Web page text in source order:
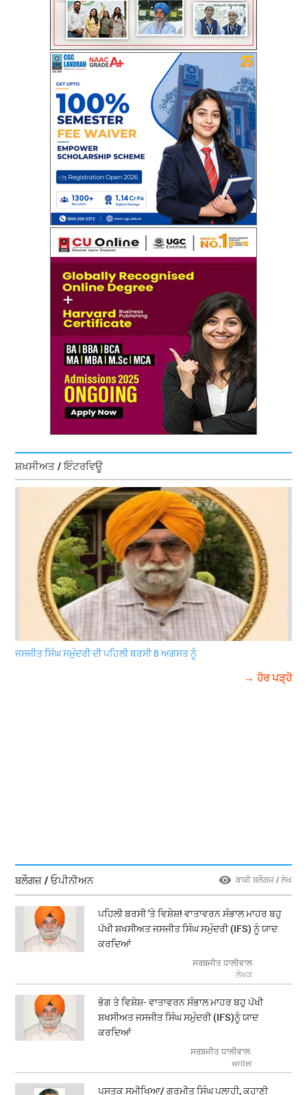
ਸ਼ਖ਼ਸੀਅਤ / ਇੰਟਰਵਿਊ
ਜਸਜੀਤ ਸਿੰਘ ਸਮੁੰਦਰੀ ਦੀ ਪਹਿਲੀ ਬਰਸੀ 8 ਅਗਸਤ ਨੂੰ
→ ਹੋਰ ਪੜ੍ਹੋ
ਬਲੌਗਜ਼ / ਓਪੀਨੀਅਨ ਬਾਕੀ ਬਲੌਗਜ਼ / ਲੇਖ
ਪਹਿਲੀ ਬਰਸੀ 'ਤੇ ਵਿਸ਼ੇਸ਼! ਵਾਤਾਵਰਨ ਸੰਭਾਲ ਮਾਹਰ ਬਹੁ
ਪੱਖੀ ਸ਼ਖਸੀਅਤ ਜਸਜੀਤ ਸਿੰਘ ਸਮੁੰਦਰੀ (IFS) ਨੂੰ ਯਾਦ
ਕਰਦਿਆਂ
ਸਰਬਜੀਤ ਧਾਲੀਵਾਲ
ਲੇਖਕ
ਭੋਗ ਤੇ ਵਿਸ਼ੇਸ਼- ਵਾਤਾਵਰਨ ਸੰਭਾਲ ਮਾਹਰ ਬਹੁ ਪੱਖੀ
ਸ਼ਖਸੀਅਤ ਜਸਜੀਤ ਸਿੰਘ ਸਮੁੰਦਰੀ (IFS)ਨੂੰ ਯਾਦ
ਕਰਦਿਆਂ
ਸਰਬਜੀਤ ਧਾਲੀਵਾਲ
writer
ਪੁਸਤਕ ਸਮੀਖਿਆ/ ਗੁਰਮੀਤ ਸਿੰਘ ਪਲਾਹੀ, ਕਹਾਣੀ